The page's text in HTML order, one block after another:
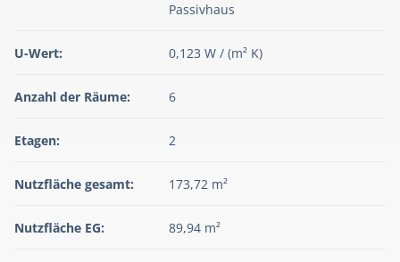
Passivhaus
U-Wert: 0,123 W / (m² K)
Anzahl der Räume: 6
Etagen: 2
Nutzfläche gesamt: 173,72 m²
Nutzfläche EG: 89,94 m²